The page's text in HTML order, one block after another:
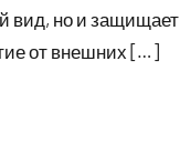
вид, но и защищает
от внешних […]